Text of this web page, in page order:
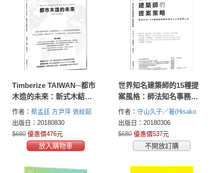
Timberize TAIWAN─都市
木造的未來：新式木結構
建築沿革與展望的完整報
告
作者： 蔡孟廷 方尹萍 張紋韶
出版日：20180830
$680 優惠價476元
放入購物車
世界知名建築師的15種提
案風格：師法知名事務所
成功得標的表現傳達方式
作者： 守山久子／著(Hisako
Moriyama)日經Architecture／
編
出版日：20180306
$680 優惠價537元
不開放訂購